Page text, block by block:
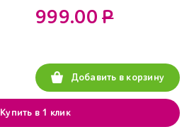
999.00 Р
Добавить в корзину
Купить в 1 клик